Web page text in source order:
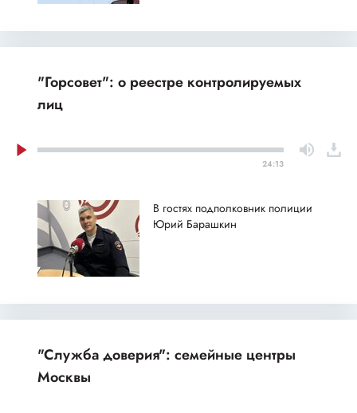
"Горсовет": о реестре контролируемых
лиц
24:13
В гостях подполковник полиции
Юрий Барашкин
"Служба доверия": семейные центры
Москвы